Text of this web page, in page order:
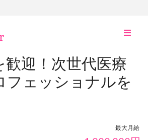
ナ
り
替
え
迎！次世代医療
フェッショナルを
最大月給